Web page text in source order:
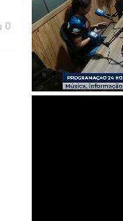
0